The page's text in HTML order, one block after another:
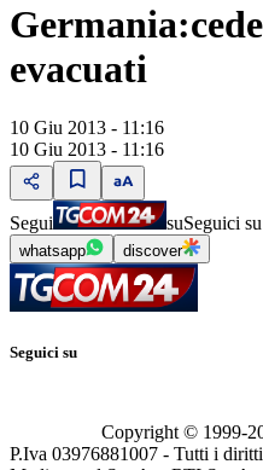
evacuati
10 Giu 2013 - 11:16
10 Giu 2013 - 11:16
Segui suSeguici su
whatsapp discover
Seguici su
Copyright © 1999-
P.Iva 03976881007 - Tutti i